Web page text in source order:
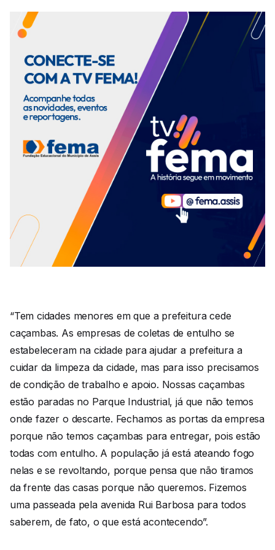
“Tem cidades menores em que a prefeitura cede
caçambas. As empresas de coletas de entulho se
estabeleceram na cidade para ajudar a prefeitura a
cuidar da limpeza da cidade, mas para isso precisamos
de condição de trabalho e apoio. Nossas caçambas
estão paradas no Parque Industrial, já que não temos
onde fazer o descarte. Fechamos as portas da empresa
porque não temos caçambas para entregar, pois estão
todas com entulho. A população já está ateando fogo
nelas e se revoltando, porque pensa que não tiramos
da frente das casas porque não queremos. Fizemos
uma passeada pela avenida Rui Barbosa para todos
saberem, de fato, o que está acontecendo”.